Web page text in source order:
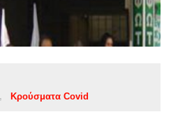
Κρούσματα Covid